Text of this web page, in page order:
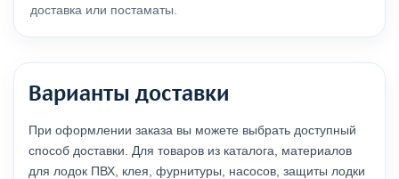
доставка или постаматы.
Варианты доставки
При оформлении заказа вы можете выбрать доступный
способ доставки. Для товаров из каталога, материалов
для лодок ПВХ, клея, фурнитуры, насосов, защиты лодки